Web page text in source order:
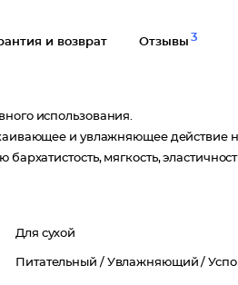
и возврат Отзывы 3
использования.
и увлажняющее действие
мягкость,
Для сухой
Питательный / Увлажняющий /